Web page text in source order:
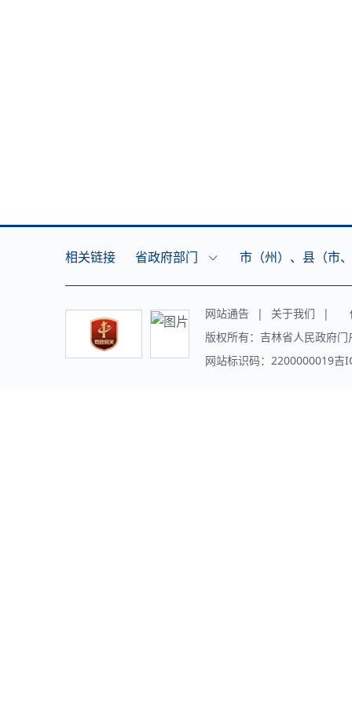
相关链接 省政府部门 市（州）、县（市
网站通告 | 关于我们 |
版权所有：吉林省人民政府
网站标识码：2200000019